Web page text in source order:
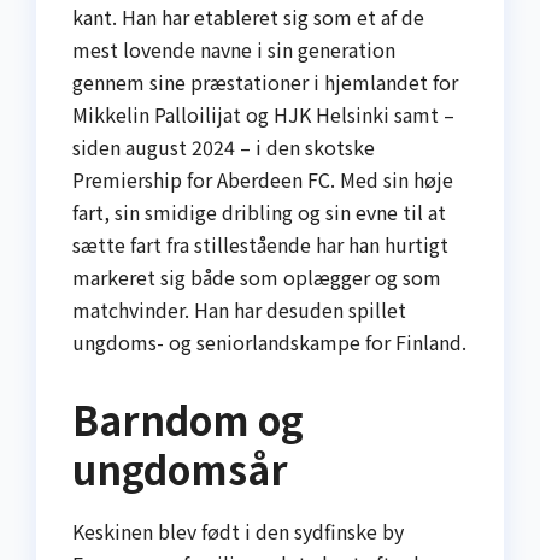
kant. Han har etableret sig som et af de
mest lovende navne i sin generation
gennem sine præstationer i hjemlandet for
Mikkelin Palloilijat og HJK Helsinki samt –
siden august 2024 – i den skotske
Premiership for Aberdeen FC. Med sin høje
fart, sin smidige dribling og sin evne til at
sætte fart fra stillestående har han hurtigt
markeret sig både som oplægger og som
matchvinder. Han har desuden spillet
ungdoms- og seniorlandskampe for Finland.
Barndom og
ungdomsår
Keskinen blev født i den sydfinske by